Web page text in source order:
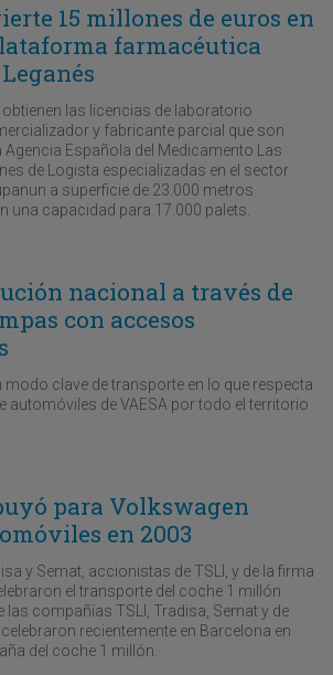
15 millones de euros en
farmacéutica
las licencias de laboratorio
y fabricante parcial que son
Española del Medicamento Las
de Logista especializadas en el sector
a superficie de 23.000 metros
una capacidad para 17.000 palets.
nacional a través de
con accesos
modo clave de transporte en lo que respecta
automóviles de VAESA por todo el territorio
para Volkswagen
en 2003
y Semat, accionistas de TSLI, y de la firma
el transporte del coche 1 millón
las compañías TSLI, Tradisa, Semat y de
recientemente en Barcelona en
del coche 1 millón.